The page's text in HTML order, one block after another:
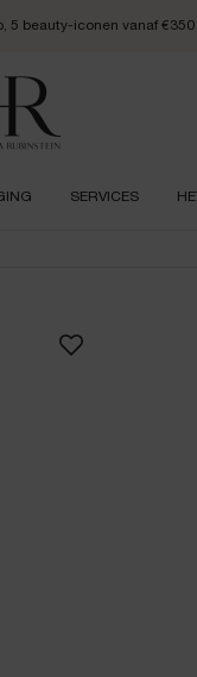
5 beauty-iconen vanaf €350
SERVICES